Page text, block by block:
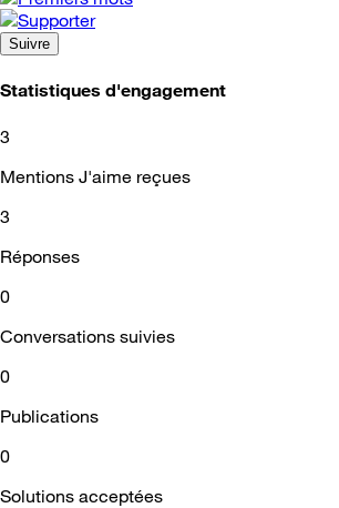
Suivre
Statistiques d'engagement
3
Mentions J'aime reçues
3
Réponses
0
Conversations suivies
0
Publications
0
Solutions acceptées